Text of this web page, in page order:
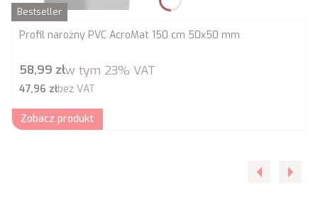
Bestseller
Profil narożny PVC AcroMat 150 cm 50x50 mm
Cena brutto
58,99 złw tym 23% VAT
Cena netto
47,96 złbez VAT
Zobacz produkt